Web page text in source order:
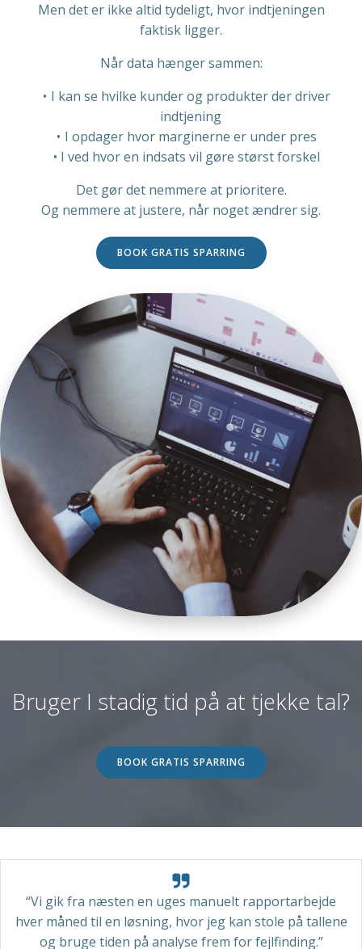
Men det er ikke altid tydeligt, hvor indtjeningen
faktisk ligger.
Når data hænger sammen:
I kan se hvilke kunder og produkter der driver
indtjening
I opdager hvor marginerne er under pres
I ved hvor en indsats vil gøre størst forskel
Det gør det nemmere at prioritere.
Og nemmere at justere, når noget ændrer sig.
BOOK GRATIS SPARRING
Bruger I stadig tid på at tjekke tal?
BOOK GRATIS SPARRING
“Vi gik fra næsten en uges manuelt rapportarbejde
hver måned til en løsning, hvor jeg kan stole på tallene
og bruge tiden på analyse frem for fejlfinding.”